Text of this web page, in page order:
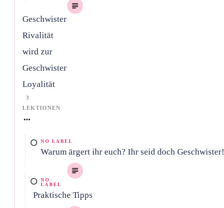
Geschwister-
Rivalität
wird zur
Geschwister-
Loyalität
3
LEKTIONEN
NO LABEL
Warum ärgert ihr euch? Ihr seid doch Geschwister!
NO
LABEL
Praktische Tipps